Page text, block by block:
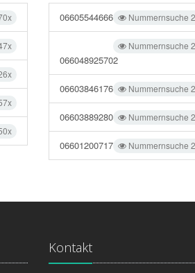
Nummernsuche
06605544666
Nummernsuche
066048925702
Nummernsuche
06603846176
Nummernsuche
06603889280
Nummernsuche
06601200717
Kontakt